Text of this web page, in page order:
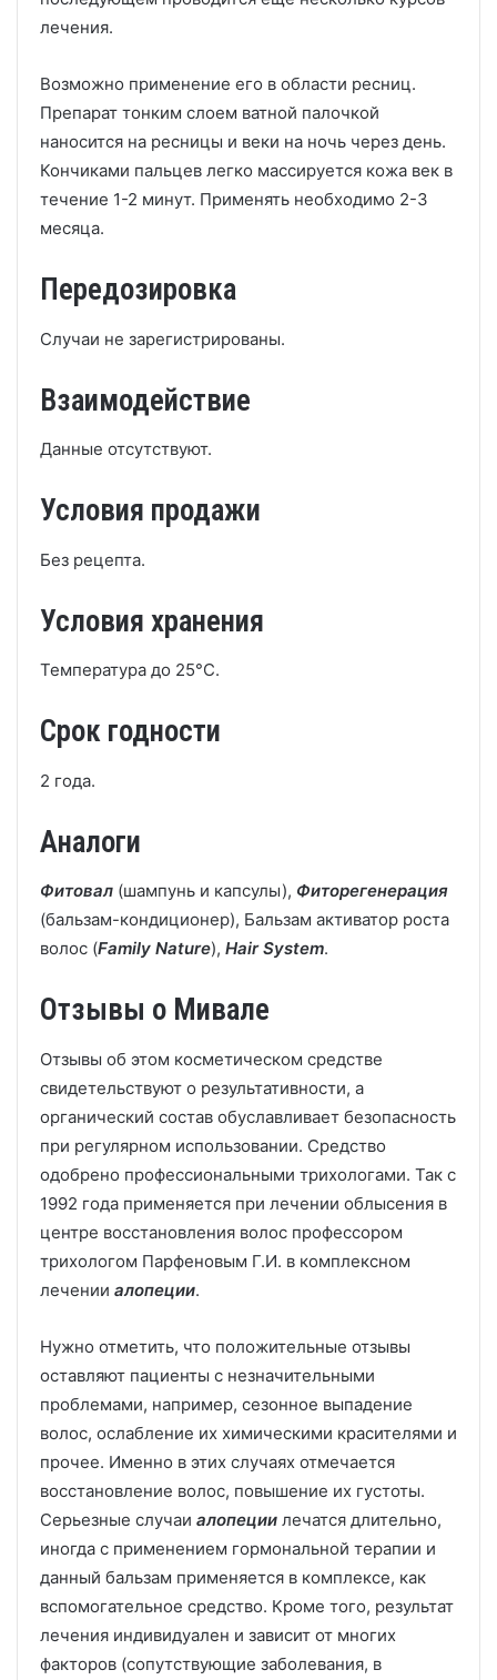
лечения.
Возможно применение его в области ресниц.
Препарат тонким слоем ватной палочкой
наносится на ресницы и веки на ночь через день.
Кончиками пальцев легко массируется кожа век в
течение 1-2 минут. Применять необходимо 2-3
месяца.
Передозировка
Случаи не зарегистрированы.
Взаимодействие
Данные отсутствуют.
Условия продажи
Без рецепта.
Условия хранения
Температура до 25°С.
Срок годности
2 года.
Аналоги
Фитовал (шампунь и капсулы), Фиторегенерация
(бальзам-кондиционер), Бальзам активатор роста
волос (Family Nature), Hair System.
Отзывы о Мивале
Отзывы об этом косметическом средстве
свидетельствуют о результативности, а
органический состав обуславливает безопасность
при регулярном использовании. Средство
одобрено профессиональными трихологами. Так с
1992 года применяется при лечении облысения в
центре восстановления волос профессором
трихологом Парфеновым Г.И. в комплексном
лечении алопеции.
Нужно отметить, что положительные отзывы
оставляют пациенты с незначительными
проблемами, например, сезонное выпадение
волос, ослабление их химическими красителями и
прочее. Именно в этих случаях отмечается
восстановление волос, повышение их густоты.
Серьезные случаи алопеции лечатся длительно,
иногда с применением гормональной терапии и
данный бальзам применяется в комплексе, как
вспомогательное средство. Кроме того, результат
лечения индивидуален и зависит от многих
факторов (сопутствующие заболевания, в